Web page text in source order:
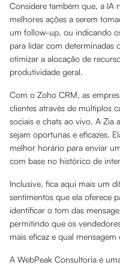
Considere também que, a IA
melhores ações a serem
um follow-up, ou indicando
para lidar com determinadas
otimizar a alocação de
produtividade geral.
Com o Zoho CRM, as
clientes através de múltiplos
sociais e chats ao vivo. A Zia
sejam oportunas e eficazes.
melhor horário para enviar
com base no histórico de
Inclusive, fica aqui mais um
sentimentos que ela oferece
identificar o tom das
permitindo que os
mais eficaz e qual
A WebPeak Consultoria é